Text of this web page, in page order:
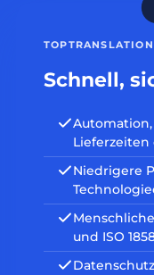
TOPTRANSLATION
Schnell,
Niedrigere
und ISO